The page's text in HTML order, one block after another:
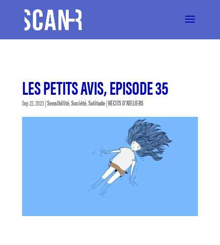
LES PETITS AVIS, EPISODE 35
Sep 22, 2023|Sensibilité,Société,Solitude|RÉCITS D'ATELIERS